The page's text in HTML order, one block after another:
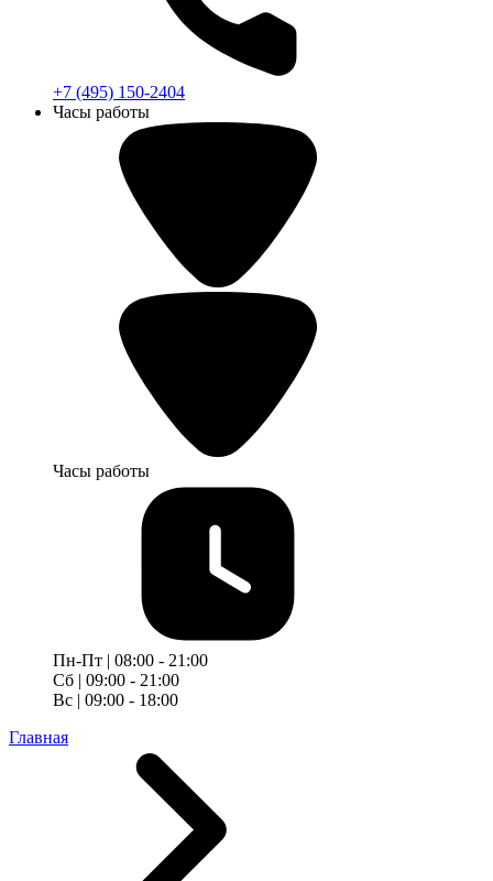
+7 (495) 150-2404
Часы работы
Часы работы
Пн-Пт | 08:00 - 21:00
Сб | 09:00 - 21:00
Вс | 09:00 - 18:00
Главная